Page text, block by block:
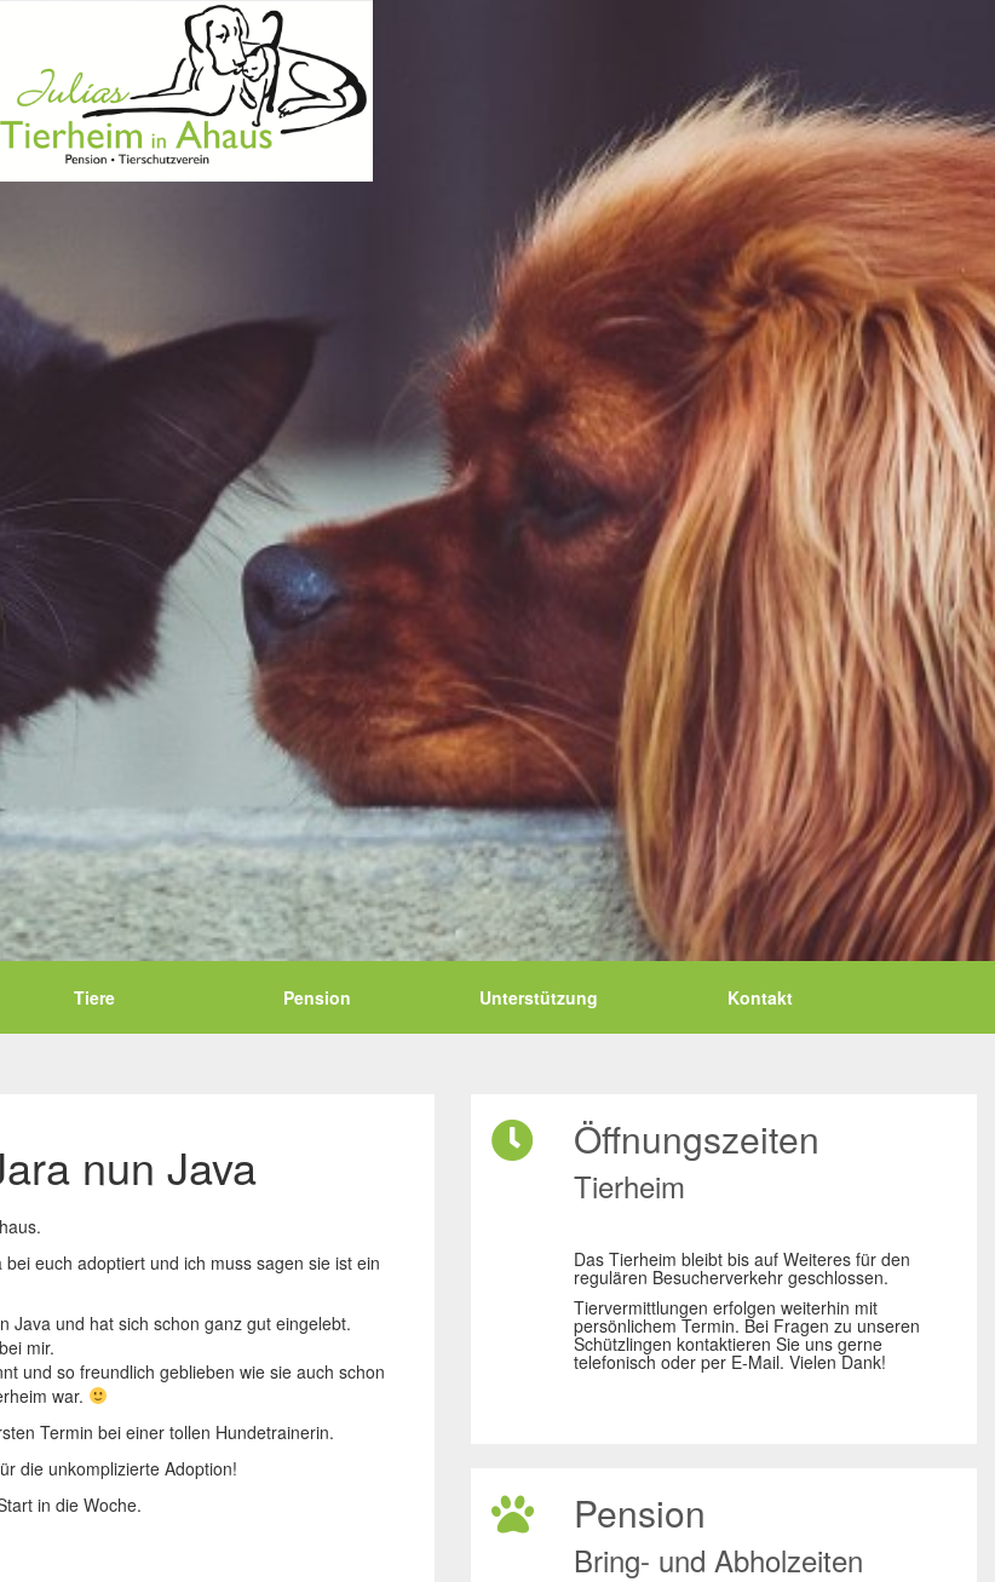
Tiere Pension Unterstützung Kontakt
nun Java
euch adoptiert und ich muss sagen sie ist ein
Java und hat sich schon ganz gut eingelebt.
mir.
und so freundlich geblieben wie sie auch schon
war.
Termin bei einer tollen Hundetrainerin.
die unkomplizierte Adoption!
in die Woche.
Öffnungszeiten
Tierheim
Das Tierheim bleibt bis auf Weiteres für den
regulären Besucherverkehr geschlossen.
Tiervermittlungen erfolgen weiterhin mit
persönlichem Termin. Bei Fragen zu unseren
Schützlingen kontaktieren Sie uns gerne
telefonisch oder per E-Mail. Vielen Dank!
Pension
Bring- und Abholzeiten